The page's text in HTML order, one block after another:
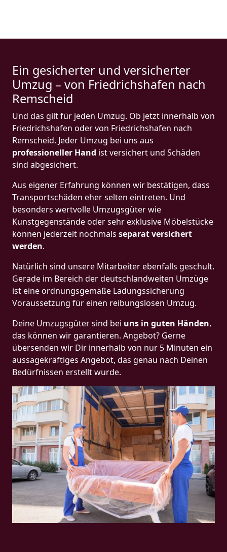
Ein gesicherter und versicherter
Umzug – von Friedrichshafen nach
Remscheid
Und das gilt für jeden Umzug. Ob jetzt innerhalb von
Friedrichshafen oder von Friedrichshafen nach
Remscheid. Jeder Umzug bei uns aus
professioneller Hand ist versichert und Schäden
sind abgesichert.
Aus eigener Erfahrung können wir bestätigen, dass
Transportschäden eher selten eintreten. Und
besonders wertvolle Umzugsgüter wie
Kunstgegenstände oder sehr exklusive Möbelstücke
können jederzeit nochmals separat versichert
werden.
Natürlich sind unsere Mitarbeiter ebenfalls geschult.
Gerade im Bereich der deutschlandweiten Umzüge
ist eine ordnungsgemäße Ladungssicherung
Voraussetzung für einen reibungslosen Umzug.
Deine Umzugsgüter sind bei uns in guten Händen,
das können wir garantieren. Angebot? Gerne
übersenden wir Dir innerhalb von nur 5 Minuten ein
aussagekräftiges Angebot, das genau nach Deinen
Bedürfnissen erstellt wurde.